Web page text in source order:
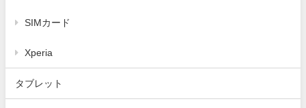
SIMカード
Xperia
タブレット